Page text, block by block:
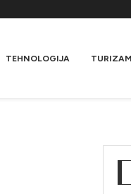
TEHNOLOGIJA TURIZAM